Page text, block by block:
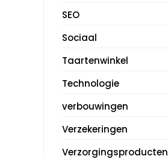
SEO
Sociaal
Taartenwinkel
Technologie
verbouwingen
Verzekeringen
Verzorgingsproducten